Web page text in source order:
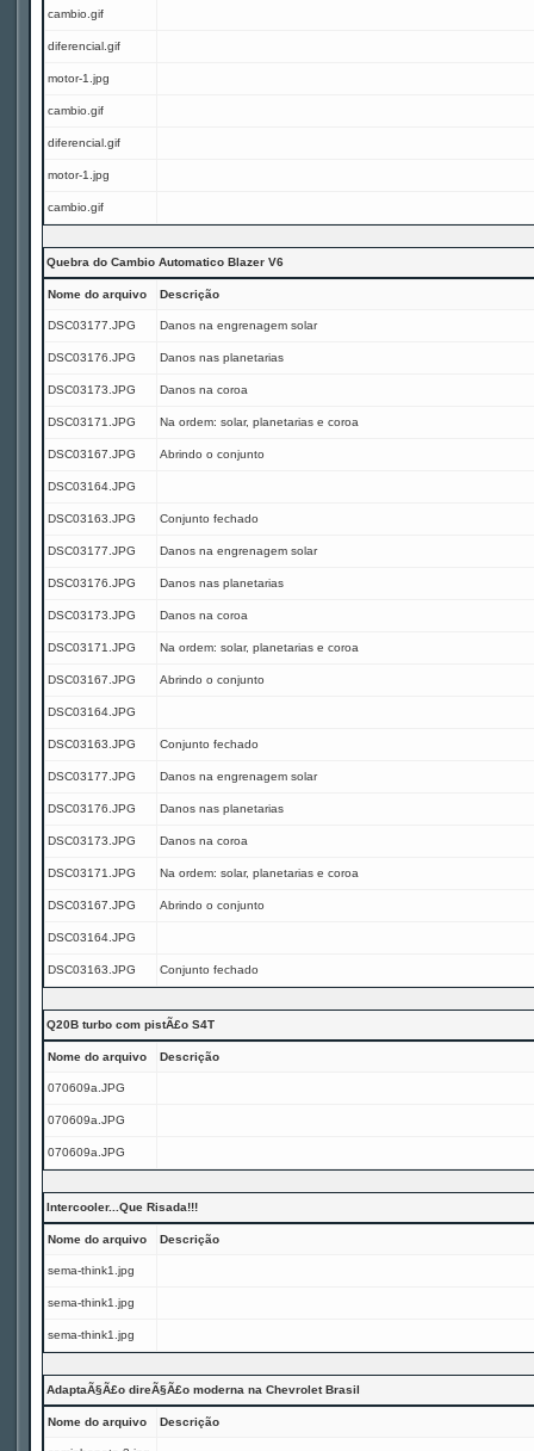
cambio.gif
diferencial.gif
motor-1.jpg
cambio.gif
diferencial.gif
motor-1.jpg
cambio.gif
Quebra do Cambio Automatico Blazer V6
Nome do arquivo Descrição
DSC03177.JPG Danos na engrenagem solar
DSC03176.JPG Danos nas planetarias
DSC03173.JPG Danos na coroa
DSC03171.JPG Na ordem: solar, planetarias e coroa
DSC03167.JPG Abrindo o conjunto
DSC03164.JPG
DSC03163.JPG Conjunto fechado
DSC03177.JPG Danos na engrenagem solar
DSC03176.JPG Danos nas planetarias
DSC03173.JPG Danos na coroa
DSC03171.JPG Na ordem: solar, planetarias e coroa
DSC03167.JPG Abrindo o conjunto
DSC03164.JPG
DSC03163.JPG Conjunto fechado
DSC03177.JPG Danos na engrenagem solar
DSC03176.JPG Danos nas planetarias
DSC03173.JPG Danos na coroa
DSC03171.JPG Na ordem: solar, planetarias e coroa
DSC03167.JPG Abrindo o conjunto
DSC03164.JPG
DSC03163.JPG Conjunto fechado
Q20B turbo com pistÃ£o S4T
Nome do arquivo Descrição
070609a.JPG
070609a.JPG
070609a.JPG
Intercooler...Que Risada!!!
Nome do arquivo Descrição
sema-think1.jpg
sema-think1.jpg
sema-think1.jpg
AdaptaÃ§Ã£o direÃ§Ã£o moderna na Chevrolet Brasil
Nome do arquivo Descrição